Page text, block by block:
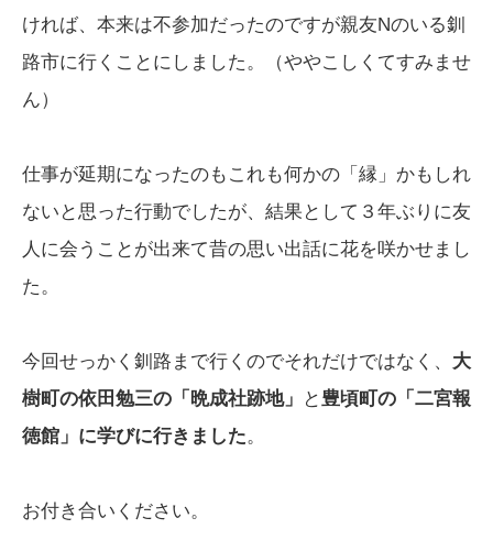
ければ、本来は不参加だったのですが親友Nのいる釧
路市に行くことにしました。（ややこしくてすみませ
ん）
仕事が延期になったのもこれも何かの「縁」かもしれ
ないと思った行動でしたが、結果として３年ぶりに友
人に会うことが出来て昔の思い出話に花を咲かせまし
た。
今回せっかく釧路まで行くのでそれだけではなく、 大
樹町の依田勉三の「晩成社跡地」
と豊頃町の「二宮報
徳館」に学びに行きました。
お付き合いください。